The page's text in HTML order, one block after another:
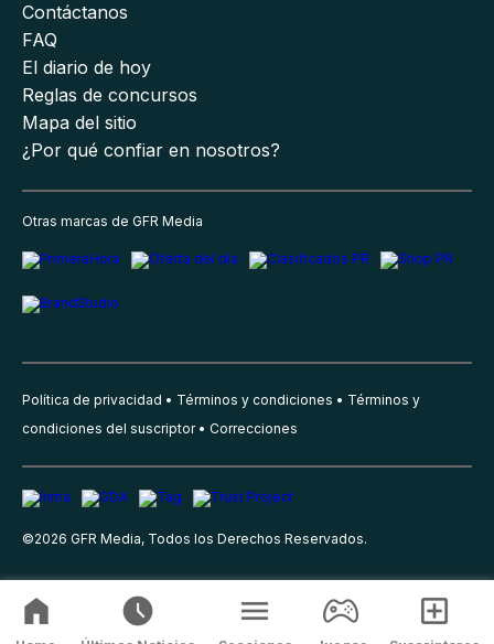
Contáctanos
FAQ
El diario de hoy
Reglas de concursos
Mapa del sitio
¿Por qué confiar en nosotros?
Otras marcas de GFR Media
Política de privacidad Términos y condiciones
Términos y
condiciones del suscriptor
Correcciones
©2026 GFR Media, Todos los Derechos Reservados.